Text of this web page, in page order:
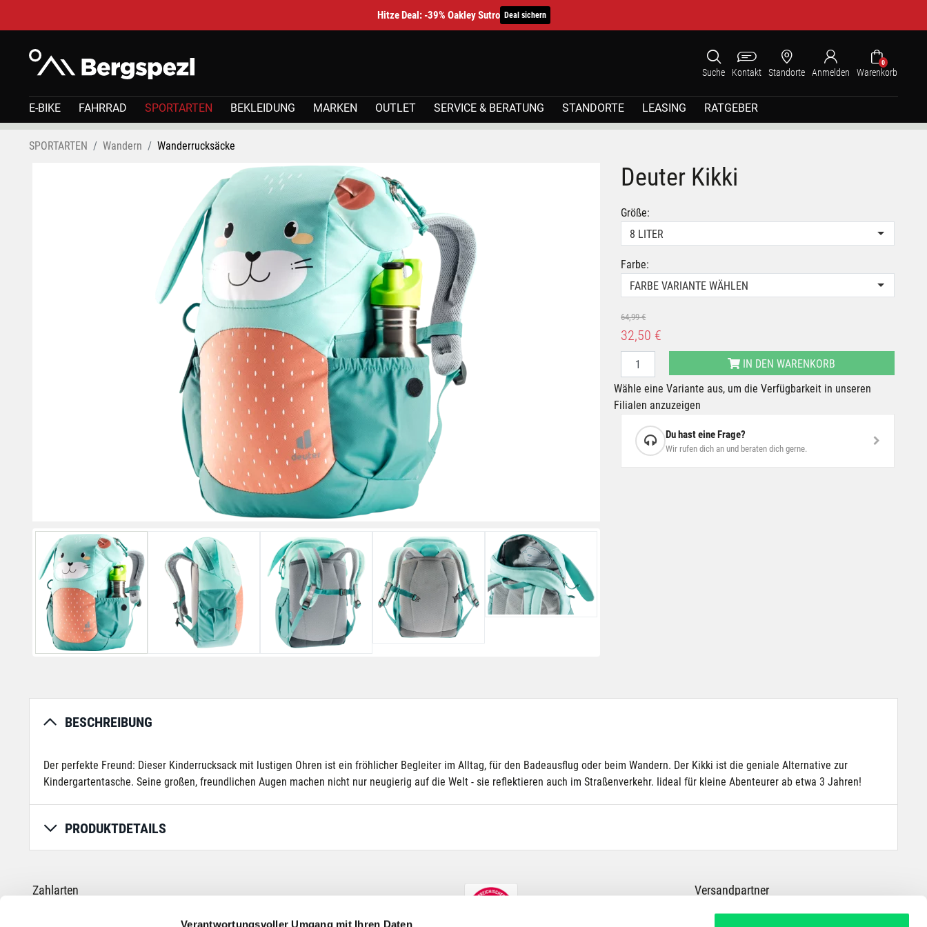
Verantwortungsvoller Umgang mit Ihren Daten
Hitze Deal: -39% Oakley Sutro Deal sichern
Suche Kontakt Standorte Anmelden
0
Warenkorb
E-BIKE FAHRRAD SPORTARTEN BEKLEIDUNG MARKEN OUTLET SERVICE & BERATUNG STANDORTE LEASING RATGEBER
SPORTARTEN Wandern Wanderrucksäcke
Deuter Kikki
Größe:
8 LITER
Farbe:
FARBE VARIANTE WÄHLEN
64,99 €
32,50 €
IN DEN WARENKORB
Wähle eine Variante aus, um die Verfügbarkeit in unseren
Filialen anzuzeigen
Du hast eine Frage?
Wir rufen dich an und beraten dich gerne.
BESCHREIBUNG
Der perfekte Freund: Dieser Kinderrucksack mit lustigen Ohren ist ein fröhlicher Begleiter im Alltag, für den Badeausflug oder beim Wandern. Der Kikki ist die geniale Alternative zur
Kindergartentasche. Seine großen, freundlichen Augen machen nicht nur neugierig auf die Welt - sie reflektieren auch im Straßenverkehr. Iideal für kleine Abenteurer ab etwa 3 Jahren!
PRODUKTDETAILS
Zahlarten Versandpartner